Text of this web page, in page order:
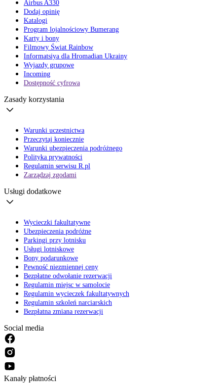
Airbus A330
Dodaj opinię
Katalogi
Program lojalnościowy Bumerang
Karty i bony
Filmowy Świat Rainbow
Informatsiya dla Hromadian Ukrainy
Wyjazdy grupowe
Incoming
Dostępność cyfrowa
Zasady korzystania
Warunki uczestnictwa
Przeczytaj koniecznie
Warunki ubezpieczenia podróżnego
Polityka prywatności
Regulamin serwisu R.pl
Zarządzaj zgodami
Usługi dodatkowe
Wycieczki fakultatywne
Ubezpieczenia podróżne
Parkingi przy lotnisku
Usługi lotniskowe
Bony podarunkowe
Pewność niezmiennej ceny
Bezpłatne odwołanie rezerwacji
Regulamin miejsc w samolocie
Regulamin wycieczek fakultatywnych
Regulamin szkoleń narciarskich
Bezpłatna zmiana rezerwacji
Social media
Kanały płatności